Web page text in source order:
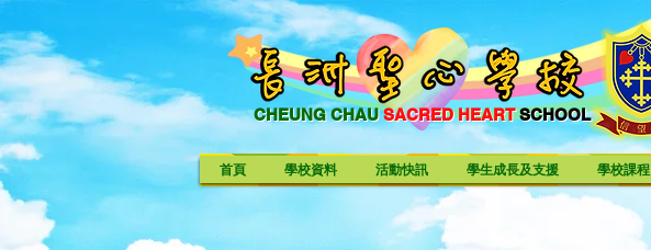
CHEUNG CHAU SACRED HEART SCHOOL
CHEUNG CHAU SACRED HEARTSCHOOL
首頁 學校資料 活動快訊 學生成長及支援 學校課程